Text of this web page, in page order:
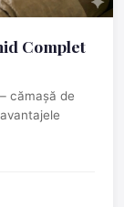
Complet
cămașă de